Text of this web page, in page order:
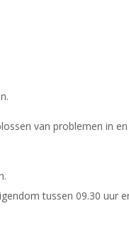
van problemen in
tussen 09.30 uur